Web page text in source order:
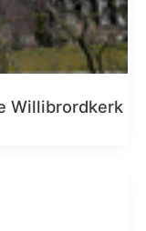
Willibrordkerk